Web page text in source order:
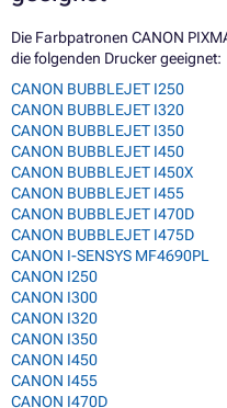
Die Farbpatronen CANON
die folgenden Drucker geeignet:
CANON BUBBLEJET I250
CANON BUBBLEJET I320
CANON BUBBLEJET I350
CANON BUBBLEJET I450
CANON BUBBLEJET I450X
CANON BUBBLEJET I455
CANON BUBBLEJET I470D
CANON BUBBLEJET I475D
CANON I-SENSYS MF4690PL
CANON I250
CANON I300
CANON I320
CANON I350
CANON I450
CANON I455
CANON I470D